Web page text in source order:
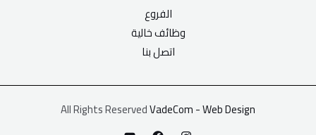
الفروع
وظائف خالية
اتصل بنا
All Rights ReservedVadeCom - Web Design